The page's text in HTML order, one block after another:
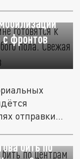
фронтов
отправки
бить по